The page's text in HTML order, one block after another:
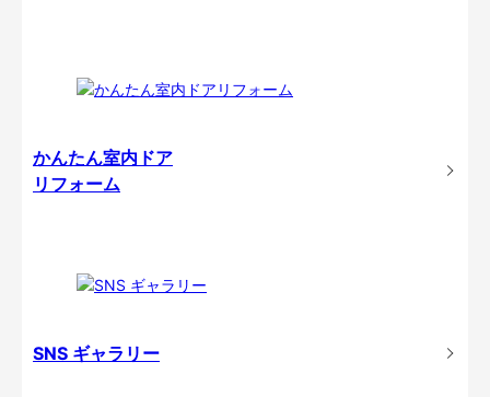
かんたん室内ドア
リフォーム
SNS ギャラリー